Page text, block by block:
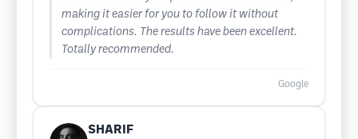
making it easier for you to follow it without
complications. The results have been excellent.
Totally recommended.
Google
SHARIF